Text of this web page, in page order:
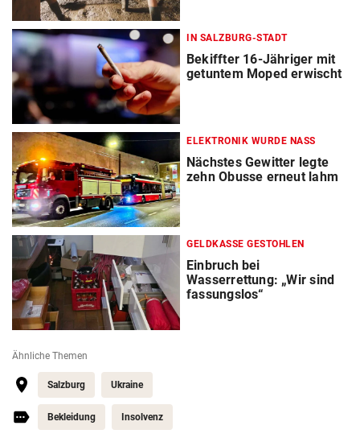
IN SALZBURG-STADT
Bekiffter 16-Jähriger mit
getuntem Moped erwischt
ELEKTRONIK WURDE NASS
Nächstes Gewitter legte
zehn Obusse erneut lahm
GELDKASSE GESTOHLEN
Einbruch bei
Wasserrettung: „Wir sind
fassungslos“
Ähnliche Themen
Salzburg Ukraine
Bekleidung Insolvenz